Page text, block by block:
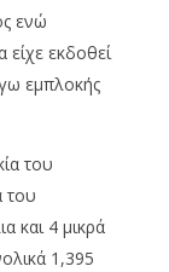
ενώ
είχε εκδοθεί
εμπλοκής
του
του
και 4 μικρά
1,395